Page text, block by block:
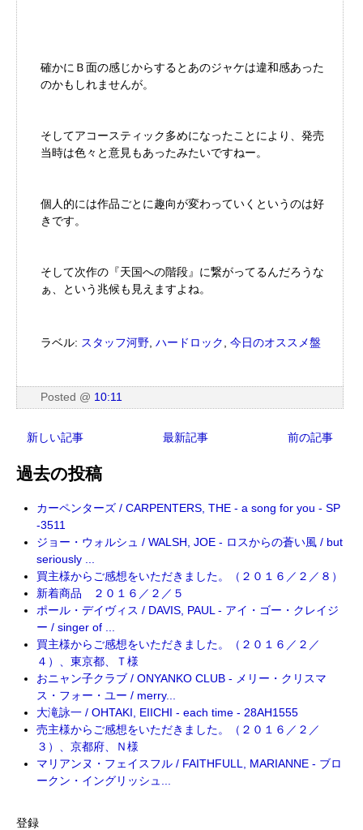
確かにＢ面の感じからするとあのジャケは違和感あった
のかもしれませんが。
そしてアコースティック多めになったことにより、発売
当時は色々と意見もあったみたいですねー。
個人的には作品ごとに趣向が変わっていくというのは好
きです。
そして次作の『天国への階段』に繋がってるんだろうな
ぁ、という兆候も見えますよね。
ラベル: スタッフ河野 ハードロック 今日のオススメ盤
Posted @ 10:11
新しい記事 最新記事 前の記事
過去の投稿
カーペンターズ / CARPENTERS, THE - a song for you - SP
-3511
ジョー・ウォルシュ / WALSH, JOE - ロスからの蒼い風 / but
seriously ...
買主様からご感想をいただきました。（２０１６／２／８）
新着商品 ２０１６／２／５
ポール・デイヴィス / DAVIS, PAUL - アイ・ゴー・クレイジ
ー / singer of ...
買主様からご感想をいただきました。（２０１６／２／
４）、東京都、Ｔ様
おニャン子クラブ / ONYANKO CLUB - メリー・クリスマ
ス・フォー・ユー / merry...
大滝詠一 / OHTAKI, EIICHI - each time - 28AH1555
売主様からご感想をいただきました。（２０１６／２／
３）、京都府、Ｎ様
マリアンヌ・フェイスフル / FAITHFULL, MARIANNE - ブロ
ークン・イングリッシュ...
登録